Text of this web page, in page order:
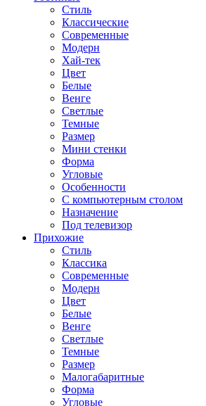
Стиль
Классические
Современные
Модерн
Хай-тек
Цвет
Белые
Венге
Светлые
Темные
Размер
Мини стенки
Форма
Угловые
Особенности
С компьютерным столом
Назначение
Под телевизор
Прихожие
Стиль
Классика
Современные
Модерн
Цвет
Белые
Венге
Светлые
Темные
Размер
Малогабаритные
Форма
Угловые